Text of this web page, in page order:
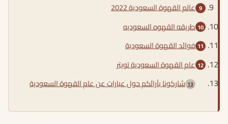
عالم القهوة السعودية 2022
طريقه القهوه السعوديه
فوائد القهوة السعودية
عام القهوة السعودية تويتر
شاركونا بآرائكم حول عبارات عن عام القهوة السعودية